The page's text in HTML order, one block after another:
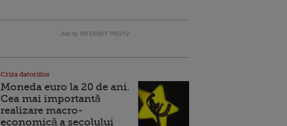
Ads by INTERNET PROTV
Criza datoriilor
Moneda euro la 20 de ani.
Cea mai importantă
realizare macro-
economică a secolului